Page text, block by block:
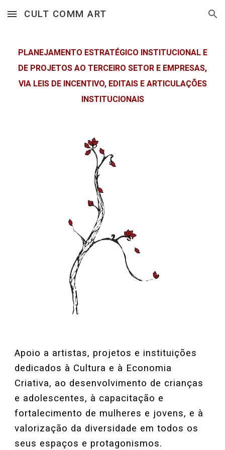
Skip to main content Skip to navigation
CULT COMM ART
PLANEJAMENTO ESTRATÉGICO INSTITUCIONAL E
DE PROJETOS AO TERCEIRO SETOR E EMPRESAS,
VIA LEIS DE INCENTIVO, EDITAIS E ARTICULAÇÕES
INSTITUCIONAIS
Apoio a artistas, projetos e instituições
dedicados à Cultura e à Economia
Criativa, ao desenvolvimento de crianças
e adolescentes, à capacitação e
fortalecimento de mulheres e jovens, e à
valorização da diversidade em todos os
seus espaços e protagonismos.